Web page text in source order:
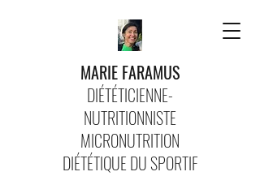
MARIE FARAMUS
DIÉTÉTICIENNE-
NUTRITIONNISTE
MICRONUTRITION
DIÉTÉTIQUE DU SPORTIF